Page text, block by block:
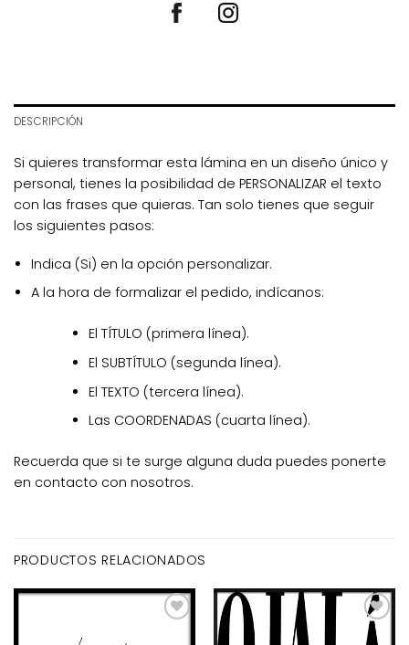
DESCRIPCIÓN
Si quieres transformar esta lámina en un diseño único y
personal, tienes la posibilidad de PERSONALIZAR el texto
con las frases que quieras. Tan solo tienes que seguir
los siguientes pasos:
Indica (Si) en la opción personalizar.
A la hora de formalizar el pedido, indícanos:
El TÍTULO (primera línea).
El SUBTÍTULO (segunda línea).
El TEXTO (tercera línea).
Las COORDENADAS (cuarta línea).
Recuerda que si te surge alguna duda puedes ponerte
en contacto con nosotros.
PRODUCTOS RELACIONADOS